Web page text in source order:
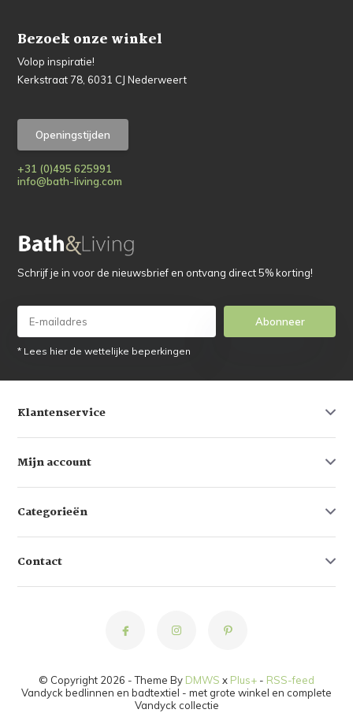
Bezoek onze winkel
Volop inspiratie!
Kerkstraat 78, 6031 CJ Nederweert
Openingstijden
+31 (0)495 625991
info@bath-living.com
Schrijf je in voor de nieuwsbrief en ontvang direct 5% korting!
Abonneer
* Lees hier de wettelijke beperkingen
Klantenservice
Mijn account
Categorieën
Contact
© Copyright 2026 - Theme By DMWS x Plus+ - RSS-feed
Vandyck bedlinnen en badtextiel - met grote winkel en complete
Vandyck collectie